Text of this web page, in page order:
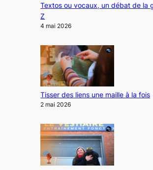
Textos ou vocaux, un débat de la
Z
4 mai 2026
Tisser des liens une maille à la fois
2 mai 2026